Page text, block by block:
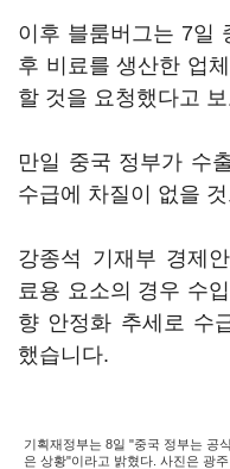
이후 블룸버그는 7일
후 비료를 생산한 업
할 것을 요청했다고
만일 중국 정부가 수
수급에 차질이 없을
강종석 기재부 경제
료용 요소의 경우 수
향 안정화 추세로 수
했습니다.
기획재정부는 8일 "중국 정부는 공
은 상황"이라고 밝혔다. 사진은 광